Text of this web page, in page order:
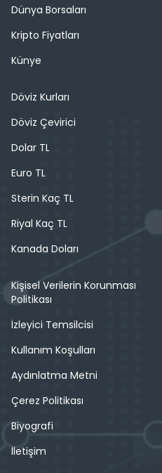
Dünya Borsaları
Kripto Fiyatları
Künye
Döviz Kurları
Döviz Çevirici
Dolar TL
Euro TL
Sterin Kaç TL
Riyal Kaç TL
Kanada Doları
Kişisel Verilerin Korunması
Politikası
İzleyici Temsilcisi
Kullanım Koşulları
Aydınlatma Metni
Çerez Politikası
Biyografi
İletişim